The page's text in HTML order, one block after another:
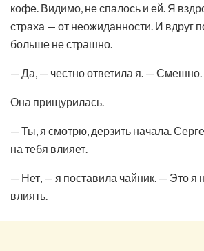
кофе. Видимо, не спалось и ей. Я
страха — от неожиданности. И вдруг
больше не страшно.
— Да, — честно ответила я. — Смешно.
Она прищурилась.
— Ты, я смотрю, дерзить начала.
на тебя влияет.
— Нет, — я поставила чайник. — Это я
влиять.